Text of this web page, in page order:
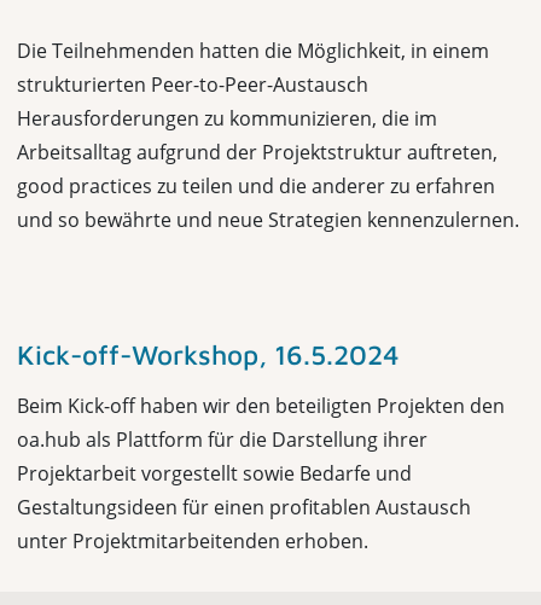
Die Teilnehmenden hatten die Möglichkeit, in einem
strukturierten Peer-to-Peer-Austausch
Herausforderungen zu kommunizieren, die im
Arbeitsalltag aufgrund der Projektstruktur auftreten,
good practices zu teilen und die anderer zu erfahren
und so bewährte und neue Strategien kennenzulernen.
Kick-off-Workshop, 16.5.2024
Beim Kick-off haben wir den beteiligten Projekten den
oa.hub als Plattform für die Darstellung ihrer
Projektarbeit vorgestellt sowie Bedarfe und
Gestaltungsideen für einen profitablen Austausch
unter Projektmitarbeitenden erhoben.